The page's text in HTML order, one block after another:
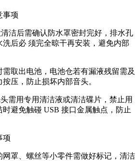
事项
洁后需确认防水罩密封完好，排水孔
后必 须完全晾干再安装，避免内部
取出电池，电池仓若有漏液残留需及
压，防止损坏内部音头。
需用专用清洁液或清洁碟片，禁止用
避免触碰 USB 接口金属触点，防止
项
罩、螺丝等小零件需做好标记，清洁